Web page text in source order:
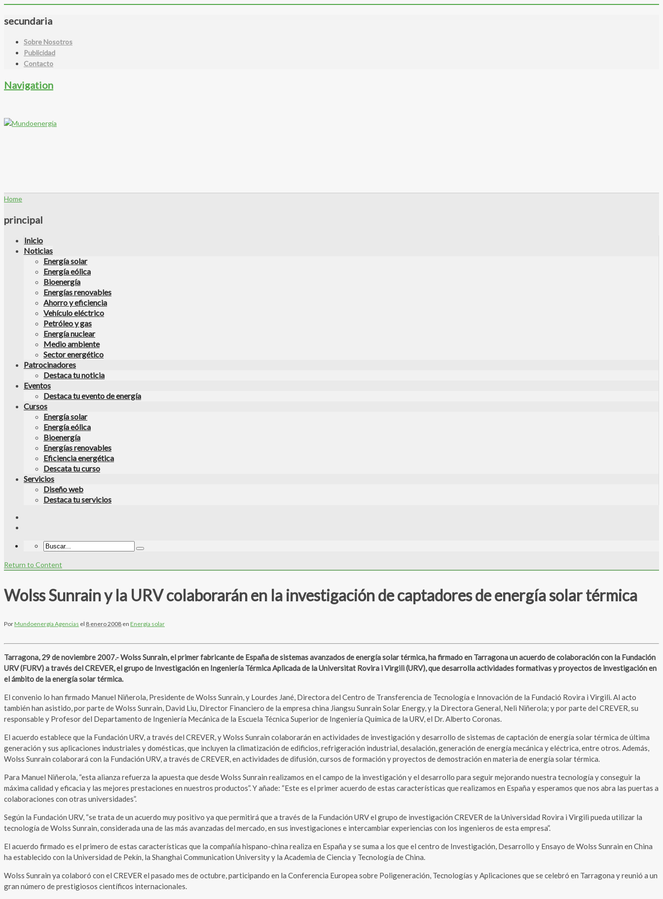
secundaria
Sobre Nosotros
Publicidad
Contacto
Navigation
Home
principal
Inicio
Noticias
Energía solar
Energía eólica
Bioenergía
Energías renovables
Ahorro y eficiencia
Vehículo eléctrico
Petróleo y gas
Energía nuclear
Medio ambiente
Sector energético
Patrocinadores
Destaca tu noticia
Eventos
Destaca tu evento de energía
Cursos
Energía solar
Energía eólica
Bioenergía
Energías renovables
Eficiencia energética
Descata tu curso
Servicios
Diseño web
Destaca tu servicios
Return to Content
Wolss Sunrain y la URV colaborarán en la investigación de captadores de energía solar térmica
PorMundoenergía Agencias el 8 enero 2008 en Energía solar
Tarragona, 29 de noviembre 2007.- Wolss Sunrain, el primer fabricante de España de sistemas avanzados de energía solar térmica, ha firmado en Tarragona un acuerdo de colaboración con la Fundación
URV (FURV) a través del CREVER, el grupo de Investigación en Ingeniería Térmica Aplicada de la Universitat Rovira i Virgili (URV), que desarrolla actividades formativas y proyectos de investigación en
el ámbito de la energía solar térmica.
El convenio lo han firmado Manuel Niñerola, Presidente de Wolss Sunrain, y Lourdes Jané, Directora del Centro de Transferencia de Tecnología e Innovación de la Fundació Rovira i Virgili. Al acto
también han asistido, por parte de Wolss Sunrain, David Liu, Director Financiero de la empresa china Jiangsu Sunrain Solar Energy, y la Directora General, Neli Niñerola; y por parte del CREVER, su
responsable y Profesor del Departamento de Ingeniería Mecánica de la Escuela Técnica Superior de Ingeniería Química de la URV, el Dr. Alberto Coronas.
El acuerdo establece que la Fundación URV, a través del CREVER, y Wolss Sunrain colaborarán en actividades de investigación y desarrollo de sistemas de captación de energía solar térmica de última
generación y sus aplicaciones industriales y domésticas, que incluyen la climatización de edificios, refrigeración industrial, desalación, generación de energía mecánica y eléctrica, entre otros. Además,
Wolss Sunrain colaborará con la Fundación URV, a través de CREVER, en actividades de difusión, cursos de formación y proyectos de demostración en materia de energía solar térmica.
Para Manuel Niñerola, “esta alianza refuerza la apuesta que desde Wolss Sunrain realizamos en el campo de la investigación y el desarrollo para seguir mejorando nuestra tecnología y conseguir la
máxima calidad y eficacia y las mejores prestaciones en nuestros productos”. Y añade: “Este es el primer acuerdo de estas características que realizamos en España y esperamos que nos abra las puertas a
colaboraciones con otras universidades”.
Según la Fundación URV, “se trata de un acuerdo muy positivo ya que permitirá que a través de la Fundación URV el grupo de investigación CREVER de la Universidad Rovira i Virgili pueda utilizar la
tecnología de Wolss Sunrain, considerada una de las más avanzadas del mercado, en sus investigaciones e intercambiar experiencias con los ingenieros de esta empresa”.
El acuerdo firmado es el primero de estas características que la compañía hispano-china realiza en España y se suma a los que el centro de Investigación, Desarrollo y Ensayo de Wolss Sunrain en China
ha establecido con la Universidad de Pekín, la Shanghai Communication University y la Academia de Ciencia y Tecnología de China.
Wolss Sunrain ya colaboró con el CREVER el pasado mes de octubre, participando en la Conferencia Europea sobre Poligeneración, Tecnologías y Aplicaciones que se celebró en Tarragona y reunió a un
gran número de prestigiosos científicos internacionales.